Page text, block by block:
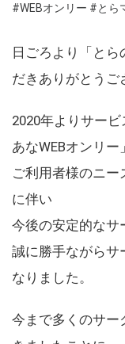
#WEBオンリー #とら
日ごろより「とら
だきありがとうご
2020年よりサー
あなWEBオンリー
ご利用者様のニ
に伴い
今後の安定的なサ
誠に勝手ながらサ
なりました。
今まで多くのサー